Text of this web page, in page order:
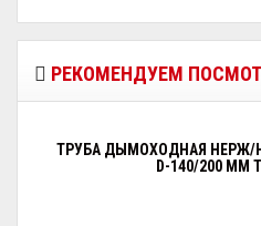
РЕКОМЕНДУЕМ
ТРУБА ДЫМОХОДНАЯ НЕРЖ/
D-140/200 ММ